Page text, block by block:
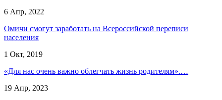
6 Апр, 2022
Омичи смогут заработать на Всероссийской переписи
населения
1 Окт, 2019
«Для нас очень важно облегчать жизнь родителям».…
19 Апр, 2023